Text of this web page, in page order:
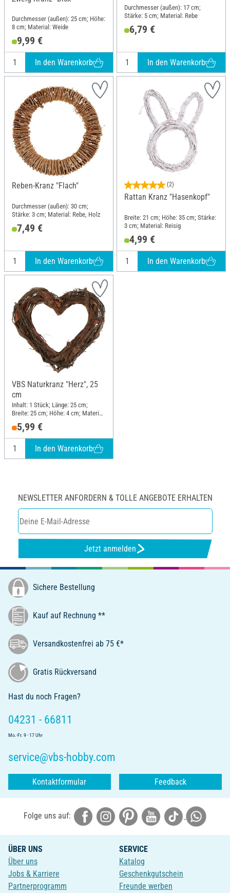
Durchmesser (außen): 25 cm; Höhe:
8 cm; Material: Weide
9,99 €
In den Warenkorb
Durchmesser (außen): 17 cm;
Stärke: 5 cm; Material: Rebe
6,79 €
In den Warenkorb
Reben-Kranz "Flach"
Durchmesser (außen): 30 cm;
Stärke: 3 cm; Material: Rebe, Holz
7,49 €
In den Warenkorb
(2)
Rattan Kranz "Hasenkopf"
Breite: 21 cm; Höhe: 35 cm; Stärke:
3 cm; Material: Reisig
4,99 €
In den Warenkorb
VBS Naturkranz "Herz", 25
cm
Inhalt: 1 Stück; Länge: 25 cm;
Breite: 25 cm; Höhe: 4 cm; Material:
5,99 €
In den Warenkorb
NEWSLETTER ANFORDERN & TOLLE ANGEBOTE ERHALTEN
Jetzt anmelden
Sichere Bestellung
Kauf auf Rechnung **
Versandkostenfrei ab 75 €*
Gratis Rückversand
Hast du noch Fragen?
04231 - 66811
Mo.-Fr. 9 - 17 Uhr
service@vbs-hobby.com
Kontaktformular Feedback
Folge uns auf:
ÜBER UNS
Über uns
Jobs & Karriere
Partnerprogramm
SERVICE
Katalog
Geschenkgutschein
Freunde werben